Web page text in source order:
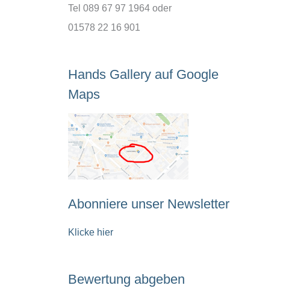
Tel 089 67 97 1964 oder
01578 22 16 901
Hands Gallery auf Google
Maps
Abonniere unser Newsletter
Klicke hier
Bewertung abgeben